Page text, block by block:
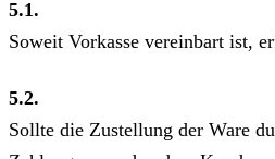
5.1.
Soweit Vorkasse vereinbart ist,
5.2.
Sollte die Zustellung der Ware